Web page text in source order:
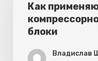
компрессорно-
конденсаторные
блоки
Как
блоки
Владислав